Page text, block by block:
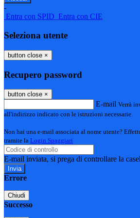
-
Entra con SPID Entra con CIE
Seleziona utente
button close ×
Recupero password
button close ×
E-mail Verrà
all'indirizzo indicato con le istruzioni necessarie.
Non hai una e-mail associata al nome utente?
tramite la Login Spaggiari
E-mail inviata, si prega di controllare la
Errore
Chiudi
Successo